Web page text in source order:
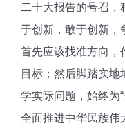
二十大报告的号召，
于创新，敢于创新，
首先应该找准方向，
目标；然后脚踏实
学实际问题，始终为
全面推进中华民族伟